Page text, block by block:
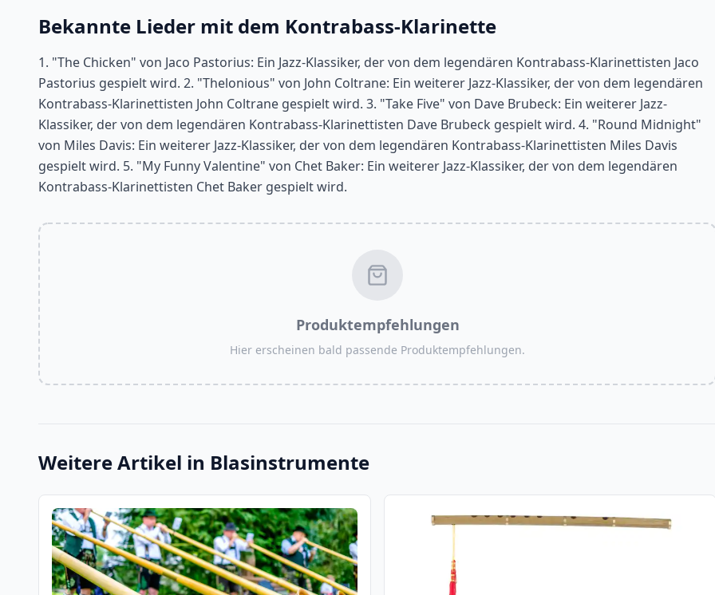
Bekannte Lieder mit dem Kontrabass-Klarinette
1. "The Chicken" von Jaco Pastorius: Ein Jazz-Klassiker, der von dem legendären Kontrabass-Klarinettisten Jaco
Pastorius gespielt wird. 2. "Thelonious" von John Coltrane: Ein weiterer Jazz-Klassiker, der von dem legendären
Kontrabass-Klarinettisten John Coltrane gespielt wird. 3. "Take Five" von Dave Brubeck: Ein weiterer Jazz-
Klassiker, der von dem legendären Kontrabass-Klarinettisten Dave Brubeck gespielt wird. 4. "Round Midnight"
von Miles Davis: Ein weiterer Jazz-Klassiker, der von dem legendären Kontrabass-Klarinettisten Miles Davis
gespielt wird. 5. "My Funny Valentine" von Chet Baker: Ein weiterer Jazz-Klassiker, der von dem legendären
Kontrabass-Klarinettisten Chet Baker gespielt wird.
Produktempfehlungen
Hier erscheinen bald passende Produktempfehlungen.
Weitere Artikel in Blasinstrumente